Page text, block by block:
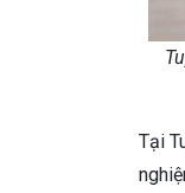
Tại